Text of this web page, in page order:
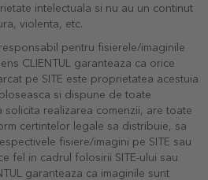
intelectuala si nu au un continut
violenta, etc.
pentru fisierele/imaginile
CLIENTUL garanteaza ca orice
pe SITE este proprietatea acestuia
si dispune de toate
realizarea comenzii, are toate
certintelor legale sa distribuie, sa
fisiere/imagini pe SITE sau
fel in cadrul folosirii SITE-ului sau
garanteaza ca imaginile sunt